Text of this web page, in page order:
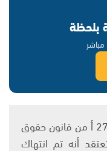
بلحظة
مباشر
يتم الاستخدام المواد وفقًا للمادة 27 أ من قانون حقوق
وإن كنت تعتقد أنه تم انتهاك